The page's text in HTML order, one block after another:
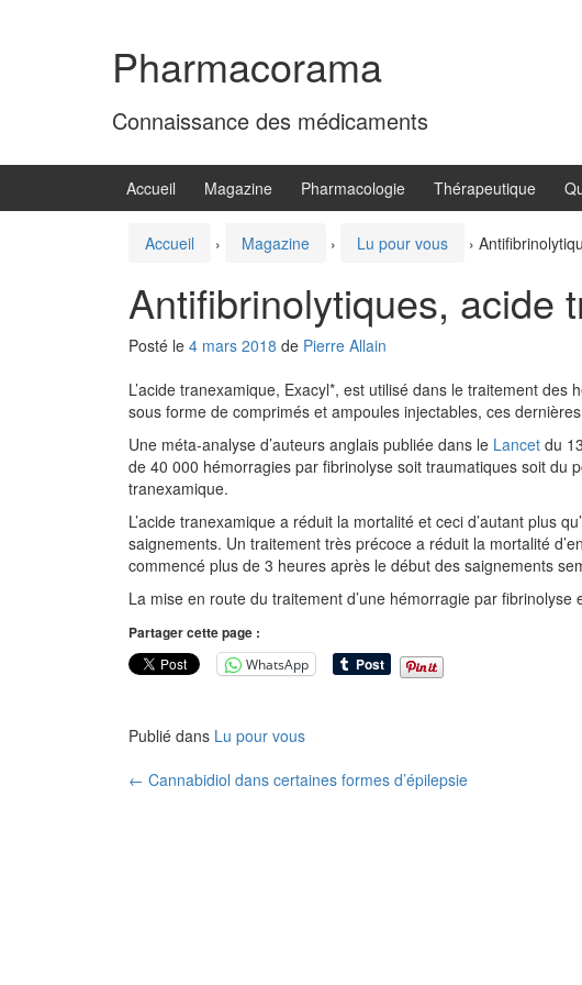
Pharmacorama
Connaissance des médicaments
Accueil Magazine Pharmacologie Thérapeutique
Accueil › Magazine › Lu pour vous ›
Antifibrinolytiques, acide
Posté le 4 mars 2018 de Pierre Allain
L’acide tranexamique, Exacyl*, est utilisé dans le traitement
sous forme de comprimés et ampoules injectables, ces
Une méta-analyse d’auteurs anglais publiée dans le Lancet du
de 40 000 hémorragies par fibrinolyse soit traumatiques soit du
tranexamique.
L’acide tranexamique a réduit la mortalité et ceci d’autant plus
saignements. Un traitement très précoce a réduit la mortalité
commencé plus de 3 heures après le début des saignements
La mise en route du traitement d’une hémorragie par fibrinolyse
Partager cette page :
WhatsApp
Publié dans Lu pour vous
Navigation
← Cannabidiol dans certaines formes d’épilepsie